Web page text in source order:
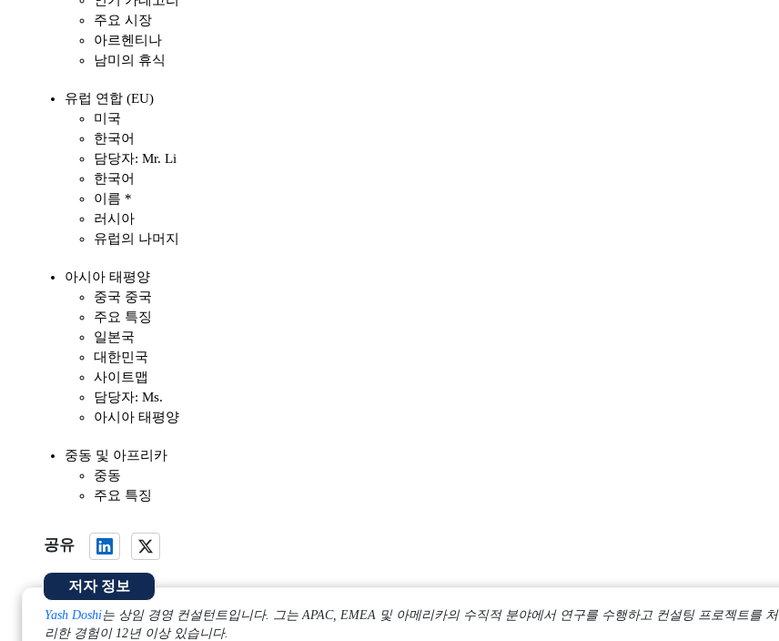
주요 시장
아르헨티나
남미의 휴식
유럽 연합 (EU)
미국
한국어
담당자: Mr. Li
한국어
이름 *
러시아
유럽의 나머지
아시아 태평양
중국 중국
주요 특징
일본국
대한민국
사이트맵
담당자: Ms.
아시아 태평양
중동 및 아프리카
중동
주요 특징
공유
저자 정보
Yash Doshi는 상임 경영 컨설턴트입니다. 그는 APAC, EMEA 및 아메리카의 수직적 분야에서 연구를 수행하고 컨설팅 프로젝트를 처
리한 경험이 12년 이상 있습니다.